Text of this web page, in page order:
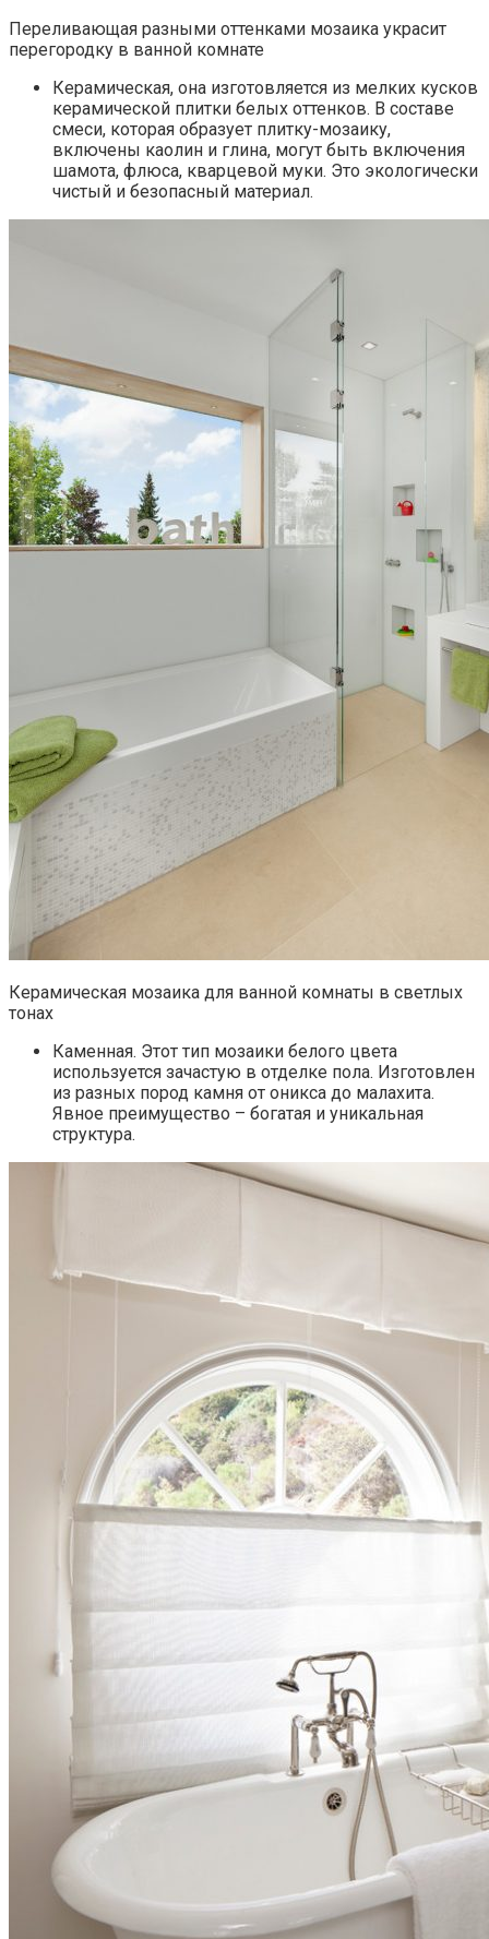
Переливающая разными оттенками мозаика украсит
перегородку в ванной комнате
Керамическая, она изготовляется из мелких кусков
керамической плитки белых оттенков. В составе
смеси, которая образует плитку-мозаику,
включены каолин и глина, могут быть включения
шамота, флюса, кварцевой муки. Это экологически
чистый и безопасный материал.
Керамическая мозаика для ванной комнаты в светлых
тонах
Каменная. Этот тип мозаики белого цвета
используется зачастую в отделке пола. Изготовлен
из разных пород камня от оникса до малахита.
Явное преимущество – богатая и уникальная
структура.